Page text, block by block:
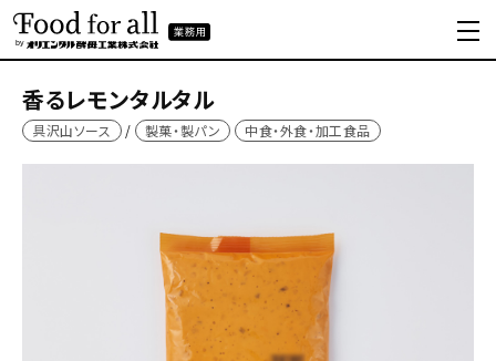
香るレモンタルタル
具沢山ソース 製菓・製パン 中食・外食・加工食品